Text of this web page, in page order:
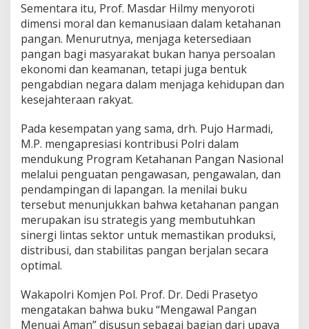
Sementara itu, Prof. Masdar Hilmy menyoroti
dimensi moral dan kemanusiaan dalam ketahanan
pangan. Menurutnya, menjaga ketersediaan
pangan bagi masyarakat bukan hanya persoalan
ekonomi dan keamanan, tetapi juga bentuk
pengabdian negara dalam menjaga kehidupan dan
kesejahteraan rakyat.
Pada kesempatan yang sama, drh. Pujo Harmadi,
M.P. mengapresiasi kontribusi Polri dalam
mendukung Program Ketahanan Pangan Nasional
melalui penguatan pengawasan, pengawalan, dan
pendampingan di lapangan. Ia menilai buku
tersebut menunjukkan bahwa ketahanan pangan
merupakan isu strategis yang membutuhkan
sinergi lintas sektor untuk memastikan produksi,
distribusi, dan stabilitas pangan berjalan secara
optimal.
Wakapolri Komjen Pol. Prof. Dr. Dedi Prasetyo
mengatakan bahwa buku “Mengawal Pangan
Menuai Aman” disusun sebagai bagian dari upaya